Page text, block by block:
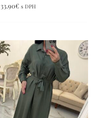
33.90€ s DPH